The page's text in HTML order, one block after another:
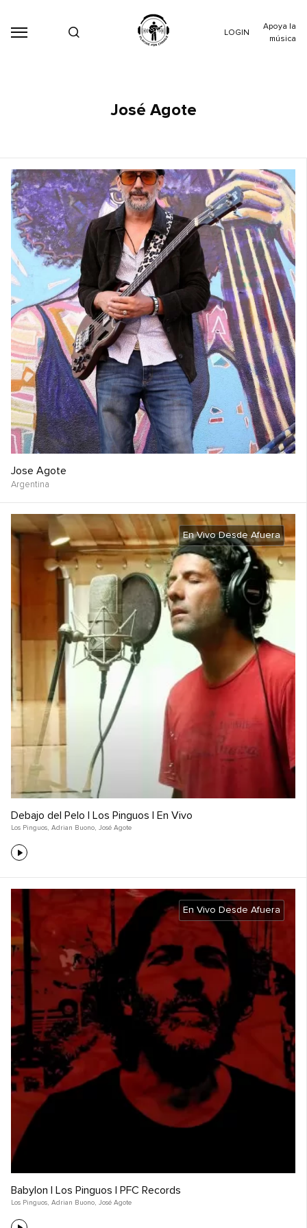
LOGIN
Apoya la
música
José Agote
Jose Agote
Argentina
En Vivo Desde Afuera
Debajo del Pelo | Los Pinguos | En Vivo
Los Pinguos, Adrian Buono, José Agote
En Vivo Desde Afuera
Babylon | Los Pinguos | PFC Records
Los Pinguos, Adrian Buono, José Agote